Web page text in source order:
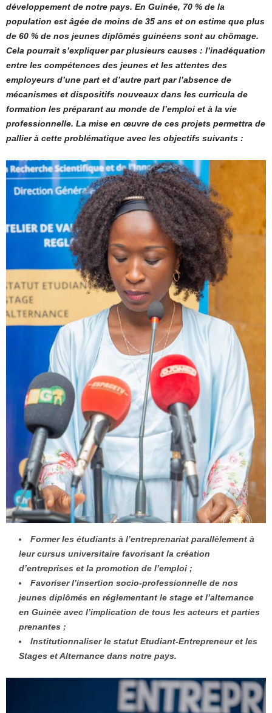
développement de notre pays. En Guinée, 70 % de la
population est âgée de moins de 35 ans et on estime que plus
de 60 % de nos jeunes diplômés guinéens sont au chômage.
Cela pourrait s’expliquer par plusieurs causes : l’inadéquation
entre les compétences des jeunes et les attentes des
employeurs d’une part et d’autre part par l’absence de
mécanismes et dispositifs nouveaux dans les curricula de
formation les préparant au monde de l’emploi et à la vie
professionnelle. La mise en œuvre de ces projets permettra de
pallier à cette problématique avec les objectifs suivants :
Former les étudiants à l’entreprenariat parallèlement à
leur cursus universitaire favorisant la création
d’entreprises et la promotion de l’emploi ;
Favoriser l’insertion socio-professionnelle de nos
jeunes diplômés en réglementant le stage et l’alternance
en Guinée avec l’implication de tous les acteurs et parties
prenantes ;
Institutionnaliser le statut Etudiant-Entrepreneur et les
Stages et Alternance dans notre pays.